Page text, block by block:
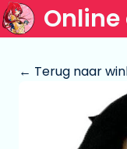
← Terug naar